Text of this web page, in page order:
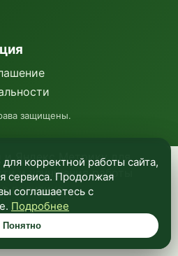
Яндекс Метрику для
и улучшения работы
в политике
.
Понятно
защищены.
корректной работы сайта,
сервиса. Продолжая
соглашаетесь с
Подробнее
Понятно